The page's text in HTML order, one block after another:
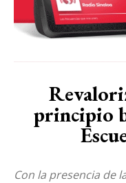
principio
Con la presencia de